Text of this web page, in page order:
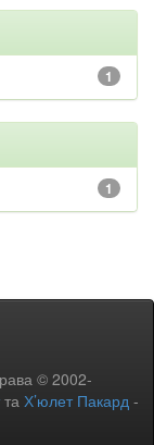
1
1
© 2002-
та Х’юлет Пакард -